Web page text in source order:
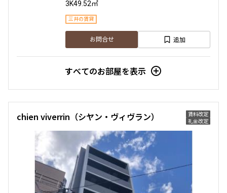
1.0ヶ月
1LDK+SIC35.95㎡
三井の賃貸
お問合せ
230,000円20,000円
1.0ヶ月 1.0ヶ月
3K49.52㎡
三井の賃貸
お問合せ 追加
すべてのお部屋を表示
賃料改定
礼金改定
chien viverrin（シヤン・ヴィヴラン）